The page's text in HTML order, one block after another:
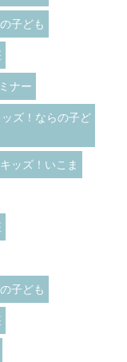
子ども
ナー
ズ！ならの子ど
ッズ！いこま
子ども